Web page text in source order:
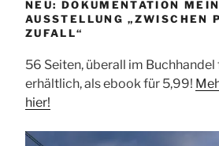
NEU: DOKUMENTATION
AUSSTELLUNG „ZWISCHEN
ZUFALL“
56 Seiten, überall im Buchhandel
erhältlich, als ebook für 5,99!
hier!